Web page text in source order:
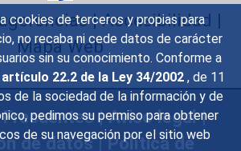
cookies de terceros y propias para
no recaba ni cede datos de carácter
sin su conocimiento. Conforme a
artículo 22.2 de la Ley 34/2002 , de 11
de la sociedad de la información y de
pedimos su permiso para obtener
de su navegación por el sitio web
|Accesibilidad |
Mapa Web
|Aviso legal|
de datos|Política de